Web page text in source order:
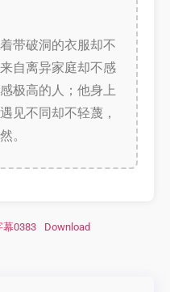
带破洞的衣服却不
自离异家庭却不感
极高的人；他身上
见不同却不轻蔑，
。
幕0383 Download